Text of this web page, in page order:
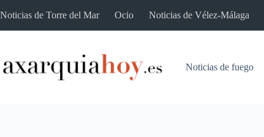
al
Noticias de Torre del Mar Ocio Noticias de Vélez-Málaga
Noticias de fuego